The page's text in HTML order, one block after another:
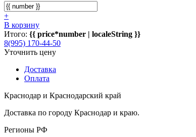
+
В корзину
Итого: {{ price*number | localeString }}
8(995) 170-44-50
Уточнить цену
Доставка
Оплата
Краснодар и Краснодарский край
Доставка по городу Краснодар и краю.
Регионы РФ